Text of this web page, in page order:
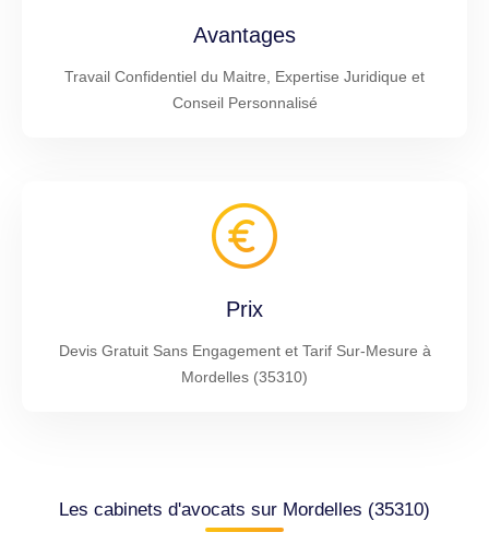
Avantages
Travail Confidentiel du Maitre, Expertise Juridique et
Conseil Personnalisé
Prix
Devis Gratuit Sans Engagement et Tarif Sur-Mesure à
Mordelles (35310)
Les cabinets d'avocats sur Mordelles (35310)